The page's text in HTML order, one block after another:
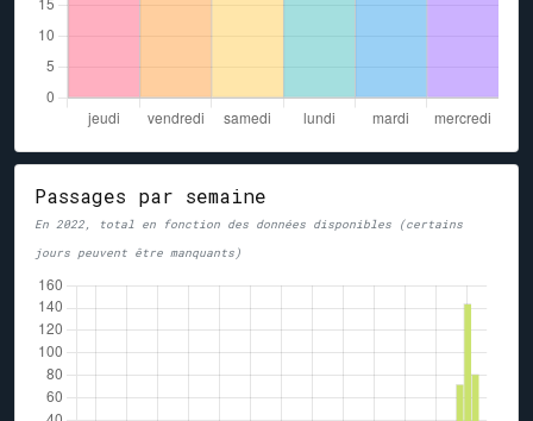
Passages par semaine
En 2022, total en fonction des données disponibles (certains
jours peuvent être manquants)